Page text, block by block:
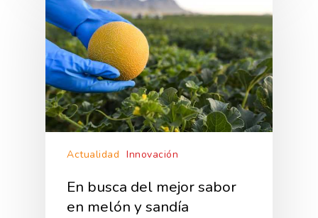
Actualidad Innovación
En busca del mejor sabor
en melón y sandía